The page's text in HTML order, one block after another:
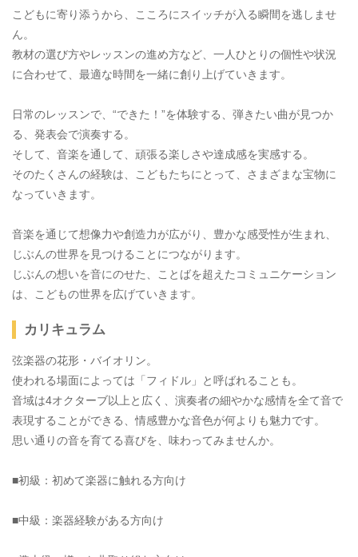
こどもに寄り添うから、こころにスイッチが入る瞬間を逃しませ
ん。
教材の選び方やレッスンの進め方など、一人ひとりの個性や状況
に合わせて、最適な時間を一緒に創り上げていきます。
日常のレッスンで、“できた！”を体験する、弾きたい曲が見つか
る、発表会で演奏する。
そして、音楽を通して、頑張る楽しさや達成感を実感する。
そのたくさんの経験は、こどもたちにとって、さまざまな宝物に
なっていきます。
音楽を通じて想像力や創造力が広がり、豊かな感受性が生まれ、
じぶんの世界を見つけることにつながります。
じぶんの想いを音にのせた、ことばを超えたコミュニケーション
は、こどもの世界を広げていきます。
カリキュラム
弦楽器の花形・バイオリン。
使われる場面によっては「フィドル」と呼ばれることも。
音域は4オクターブ以上と広く、演奏者の細やかな感情を全て音で
表現することができる、情感豊かな音色が何よりも魅力です。
思い通りの音を育てる喜びを、味わってみませんか。
■初級：初めて楽器に触れる方向け
■中級：楽器経験がある方向け